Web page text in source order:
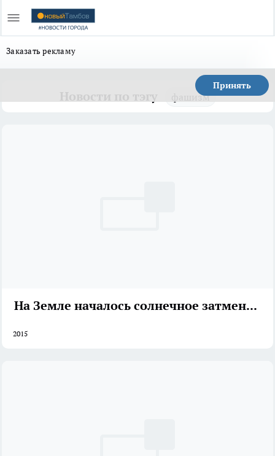
Заказать рекламу
Принять
фашизм
На Земле началось солнечное затмение
2015